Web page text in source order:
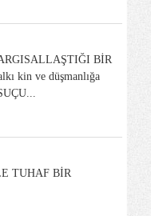
BİR
kin ve düşmanlığa
TUHAF BİR